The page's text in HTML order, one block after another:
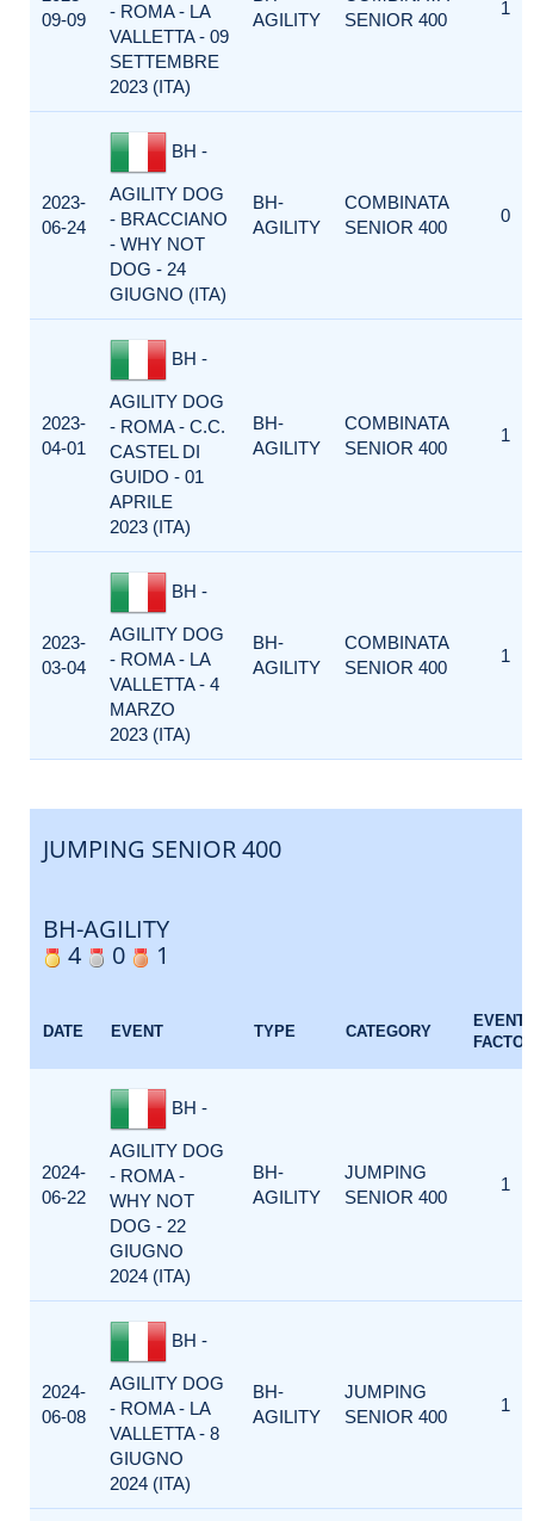
09-09
- ROMA - LA
VALLETTA - 09
SETTEMBRE
2023 (ITA)
AGILITY
SENIOR 400
1
2023-
06-24
BH -
AGILITY DOG
- BRACCIANO
- WHY NOT
DOG - 24
GIUGNO (ITA)
BH-
AGILITY
COMBINATA
SENIOR 400
0
2023-
04-01
BH -
AGILITY DOG
- ROMA - C.C.
CASTEL DI
GUIDO - 01
APRILE
2023 (ITA)
BH-
AGILITY
COMBINATA
SENIOR 400
1
2023-
03-04
BH -
AGILITY DOG
- ROMA - LA
VALLETTA - 4
MARZO
2023 (ITA)
BH-
AGILITY
COMBINATA
SENIOR 400
1
JUMPING SENIOR 400
BH-AGILITY
4
0 1
DATE EVENT TYPE CATEGORY
EVENT
FACTOR
2024-
06-22
BH -
AGILITY DOG
- ROMA -
WHY NOT
DOG - 22
GIUGNO
2024 (ITA)
BH-
AGILITY
JUMPING
SENIOR 400
1
2024-
06-08
BH -
AGILITY DOG
- ROMA - LA
VALLETTA - 8
GIUGNO
2024 (ITA)
BH-
AGILITY
JUMPING
SENIOR 400
1